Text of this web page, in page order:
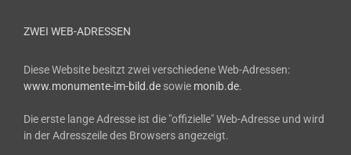
ZWEI WEB-ADRESSEN
Diese Website besitzt zwei verschiedene Web-Adressen:
www.monumente-im-bild.de sowie monib.de.
Die erste lange Adresse ist die "offizielle" Web-Adresse und wird
in der Adresszeile des Browsers angezeigt.